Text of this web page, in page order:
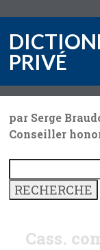
PRIVÉ
par Serge
Conseiller
Cass.